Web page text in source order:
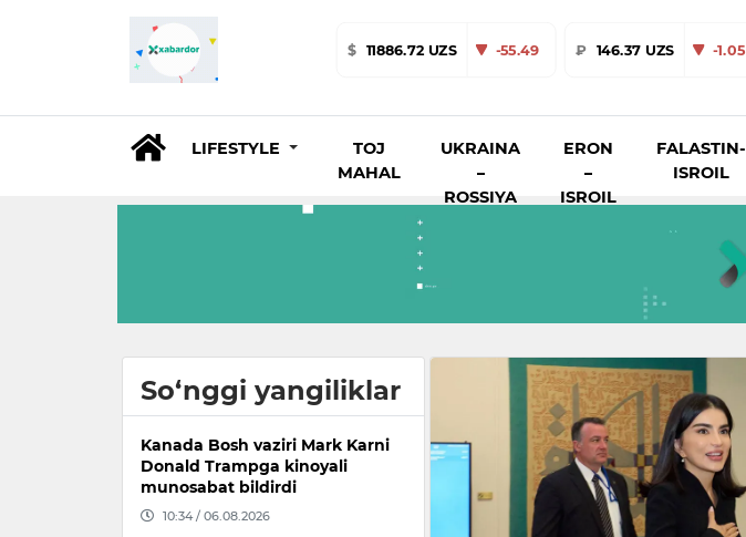
$ 11886.72 UZS -55.49 ₽ 146.37 UZS -1.05
LIFESTYLE
TOJ
MAHAL
UKRAINA
–
ROSSIYA
ERON
–
ISROIL
FALASTIN-
ISROIL
So‘nggi yangiliklar
Kanada Bosh vaziri Mark Karni
Donald Trampga kinoyali
munosabat bildirdi
10:34 / 06.08.2026